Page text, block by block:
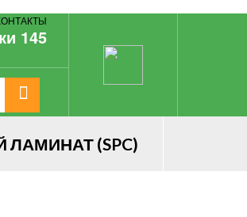
145
(SPC)